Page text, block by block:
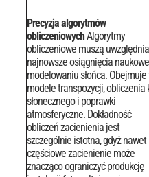
Precyzja algorytmów
obliczeniowychAlgorytmy
obliczeniowe muszą
najnowsze osiągnięcia
modelowaniu słońca. Obejmuje
modele transpozycji, obliczenia
słonecznego i poprawki
atmosferyczne. Dokładność
obliczeń zacienienia jest
szczególnie istotna, gdyż nawet
częściowe zacienienie może
znacząco ograniczyć produkcję